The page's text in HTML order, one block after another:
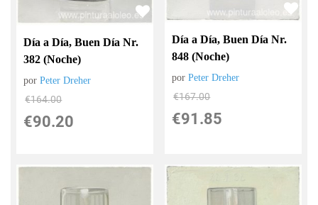
Día a Día, Buen Día Nr.
382 (Noche)
porPeter Dreher
€164.00
€90.20
Día a Día, Buen Día Nr.
848 (Noche)
porPeter Dreher
€167.00
€91.85